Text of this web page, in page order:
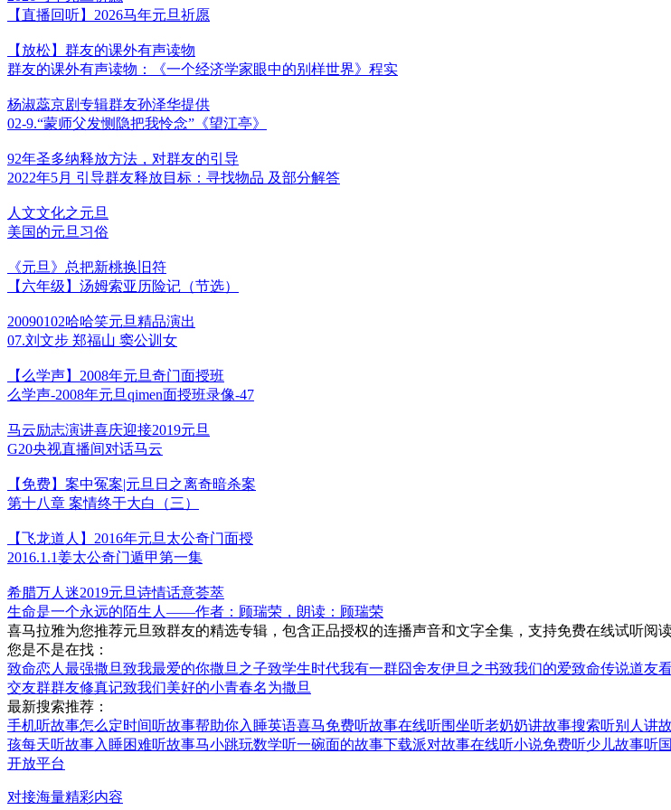
【直播回听】2026马年元旦祈愿
【放松】群友的课外有声读物
群友的课外有声读物：《一个经济学家眼中的别样世界》程实
杨淑蕊京剧专辑群友孙泽华提供
02-9.“蒙师父发恻隐把我怜念”《望江亭》
92年圣多纳释放方法，对群友的引导
2022年5月 引导群友释放目标：寻找物品 及部分解答
人文文化之元旦
美国的元旦习俗
《元旦》总把新桃换旧符
【六年级】汤姆索亚历险记（节选）
20090102哈哈笑元旦精品演出
07.刘文步 郑福山 窦公训女
【么学声】2008年元旦奇门面授班
么学声-2008年元旦qimen面授班录像-47
马云励志演讲喜庆迎接2019元旦
G20央视直播间对话马云
【免费】案中冤案|元旦日之离奇暗杀案
第十八章 案情终于大白（三）
【飞龙道人】2016年元旦太公奇门面授
2016.1.1姜太公奇门遁甲第一集
希腊万人迷2019元旦诗情话意荟萃
生命是一个永远的陌生人——作者：顾瑞荣，朗读：顾瑞荣
喜马拉雅为您推荐元旦致群友的精选专辑，包含正品授权的连播声音和文字全集，支持免费在线试听阅
您是不是在找：
致命恋人 最强撒旦致我最爱的你撒旦之子致学生时代我有一群囧舍友伊旦之书致我们的爱致命传说道友
交友群群友修真记致我们美好的小青春名为撒旦
最新搜索推荐：
手机听故事怎么定时间听故事帮助你入睡英语喜马免费听故事在线听围坐听老奶奶讲故事搜索听别人讲
孩每天听故事入睡困难听故事马小跳玩数学听一碗面的故事下载派对故事在线听小说免费听少儿故事听
开放平台
对接海量精彩内容